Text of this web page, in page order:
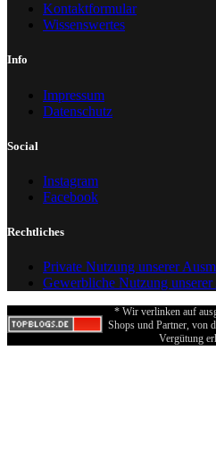
Kontaktformular
Wissenswertes
Info
Impressum
Datenschutz
Social
Instagram
Facebook
Rechtliches
Private Nutzung unserer
Gewerbliche Nutzung
* Wir verlinken auf
Shops und Partner, von
Vergütung